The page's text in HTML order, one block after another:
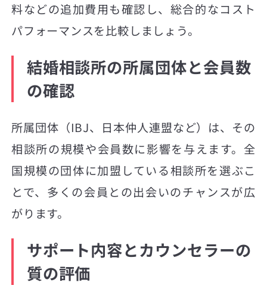
料などの追加費用も確認し、総合的なコスト
パフォーマンスを比較しましょう。
結婚相談所の所属団体と会員数
の確認
所属団体（IBJ、日本仲人連盟など）は、その
相談所の規模や会員数に影響を与えます。全
国規模の団体に加盟している相談所を選ぶこ
とで、多くの会員との出会いのチャンスが広
がります。
サポート内容とカウンセラーの
質の評価